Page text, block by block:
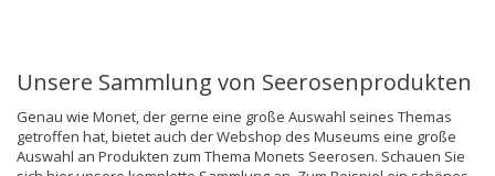
Unsere Sammlung von Seerosenprodukten
Genau wie Monet, der gerne eine große Auswahl seines Themas
getroffen hat, bietet auch der Webshop des Museums eine große
Auswahl an Produkten zum Thema Monets Seerosen. Schauen Sie